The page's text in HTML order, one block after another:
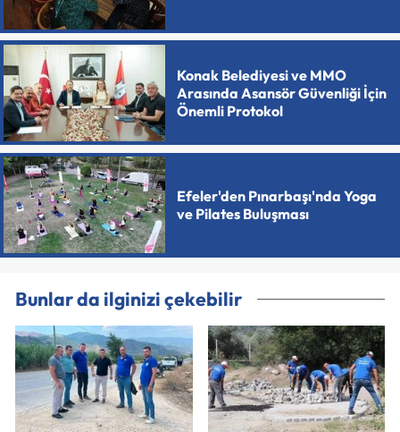
Konak Belediyesi ve MMO
Arasında Asansör Güvenliği İçin
Önemli Protokol
Efeler'den Pınarbaşı'nda Yoga
ve Pilates Buluşması
Bunlar da ilginizi çekebilir